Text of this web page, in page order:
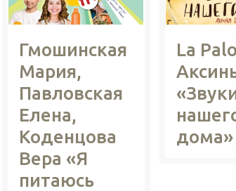
Гмошинская
Мария,
Павловская
Елена,
Коденцова
Вера «Я
питаюсь
La
дома»